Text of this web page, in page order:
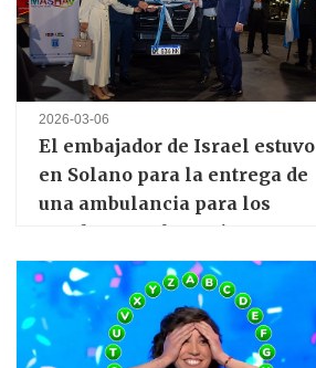
2026-03-06
El embajador de Israel estuvo
en Solano para la entrega de
una ambulancia para los
Bomberos Voluntarios